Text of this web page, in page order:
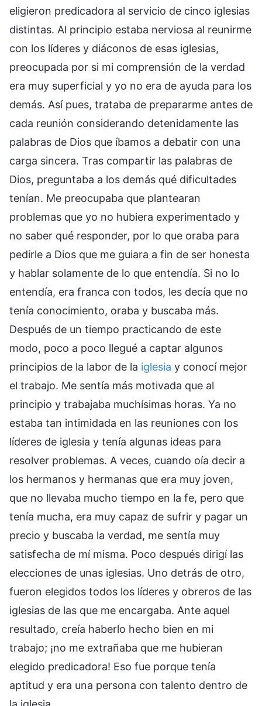
eligieron predicadora al servicio de cinco iglesias
distintas. Al principio estaba nerviosa al reunirme
con los líderes y diáconos de esas iglesias,
preocupada por si mi comprensión de la verdad
era muy superficial y yo no era de ayuda para los
demás. Así pues, trataba de prepararme antes de
cada reunión considerando detenidamente las
palabras de Dios que íbamos a debatir con una
carga sincera. Tras compartir las palabras de
Dios, preguntaba a los demás qué dificultades
tenían. Me preocupaba que plantearan
problemas que yo no hubiera experimentado y
no saber qué responder, por lo que oraba para
pedirle a Dios que me guiara a fin de ser honesta
y hablar solamente de lo que entendía. Si no lo
entendía, era franca con todos, les decía que no
tenía conocimiento, oraba y buscaba más.
Después de un tiempo practicando de este
modo, poco a poco llegué a captar algunos
principios de la labor de la iglesia y conocí mejor
el trabajo. Me sentía más motivada que al
principio y trabajaba muchísimas horas. Ya no
estaba tan intimidada en las reuniones con los
líderes de iglesia y tenía algunas ideas para
resolver problemas. A veces, cuando oía decir a
los hermanos y hermanas que era muy joven,
que no llevaba mucho tiempo en la fe, pero que
tenía mucha, era muy capaz de sufrir y pagar un
precio y buscaba la verdad, me sentía muy
satisfecha de mí misma. Poco después dirigí las
elecciones de unas iglesias. Uno detrás de otro,
fueron elegidos todos los líderes y obreros de las
iglesias de las que me encargaba. Ante aquel
resultado, creía haberlo hecho bien en mi
trabajo; ¡no me extrañaba que me hubieran
elegido predicadora! Eso fue porque tenía
aptitud y era una persona con talento dentro de